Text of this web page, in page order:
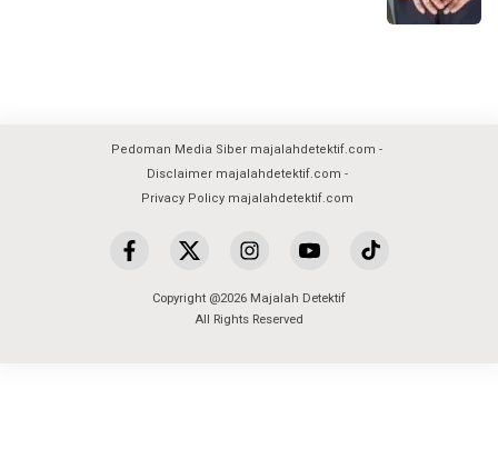
Pedoman Media Siber majalahdetektif.com
Disclaimer majalahdetektif.com
Privacy Policy majalahdetektif.com
Copyright @2026 Majalah Detektif
All Rights Reserved